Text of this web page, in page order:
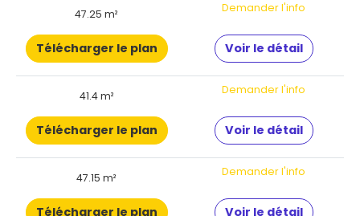
47.25 m² Demander l'info
Télécharger le plan Voir le détail
41.4 m² Demander l'info
Télécharger le plan Voir le détail
47.15 m² Demander l'info
Télécharger le plan Voir le détail